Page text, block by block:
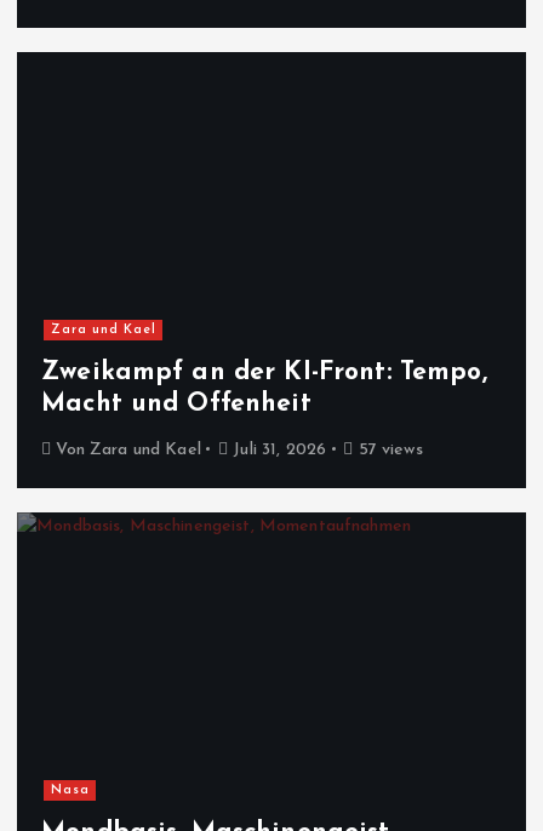
Zara und Kael
Zweikampf an der KI-Front: Tempo,
Macht und Offenheit
Von Zara und Kael Juli 31, 2026 57 views
Nasa